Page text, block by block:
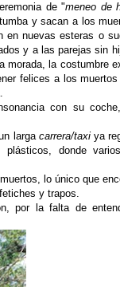
de "meneo de
y sacan a los
en nuevas esteras o
y a las parejas sin
morada, la costumbre
felices a los
con su
larga carrera/taxiya
donde
lo único que
y trapos.
por la falta de